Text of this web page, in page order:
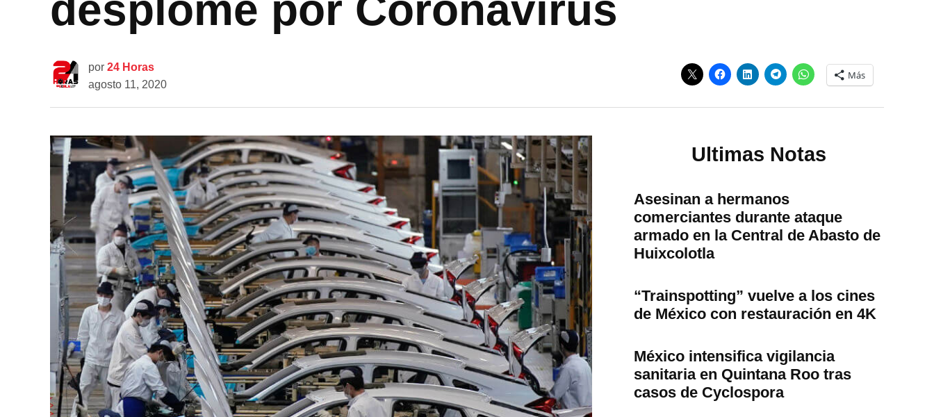
por 24 Horas
agosto 11, 2020
Más
Ultimas Notas
Asesinan a hermanos
comerciantes durante ataque
armado en la Central de Abasto de
Huixcolotla
“Trainspotting” vuelve a los cines
de México con restauración en 4K
México intensifica vigilancia
sanitaria en Quintana Roo tras
casos de Cyclospora